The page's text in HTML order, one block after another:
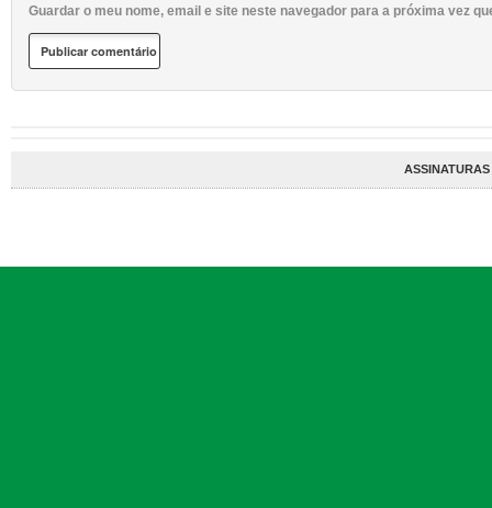
Guardar o meu nome, email e site neste navegador para a próxima vez
ASSINATURAS